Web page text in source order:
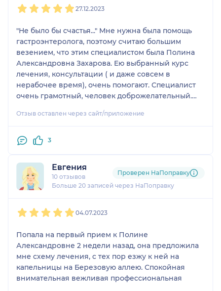
27.12.2023
"Не было бы счастья..." Мне нужна была помощь
гастроэнтеролога, поэтому считаю большим
везением, что этим специалистом была Полина
Александровна Захарова. Ею выбранный курс
лечения, консультации ( и даже совсем в
нерабочее время), очень помогают. Специалист
очень грамотный, человек доброжелательный.
благополучия, успехов В наступающем Новом
Отзыв оставлен через сайт/приложение
3
Евгения
10 отзывов
Больше 20 записей через НаПоправку
Проверен НаПоправку
04.07.2023
Попала на первый прием к Полине
Александровне 2 недели назад, она предложила
мне схему лечения, с тех пор езжу к ней на
капельницы на Березовую аллею. Спокойная
внимательная вежливая профессиональная